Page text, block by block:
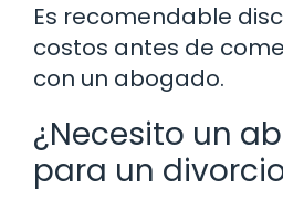
Es recomendable
costos antes de
con un abogado.
¿Necesito un
para un